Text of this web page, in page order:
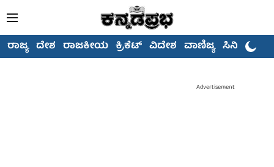
ರಾಜ್ಯ ದೇಶ ರಾಜಕೀಯ ಕ್ರಿಕೆಟ್ ವಿದೇಶ ವಾಣಿಜ್ಯ ಸಿನಿಮಾ
Advertisement